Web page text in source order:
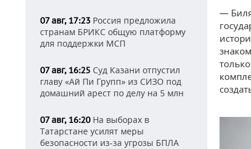
07 авг, 17:23 Россия предложила
странам БРИКС общую платформу
для поддержки МСП
07 авг, 16:25 Суд Казани отпустил
главу «Ай Пи Групп» из СИЗО под
домашний арест по делу на 5 млн
07 авг, 16:20На выборах в
Татарстане усилят меры
безопасности из-за угрозы БПЛА
—